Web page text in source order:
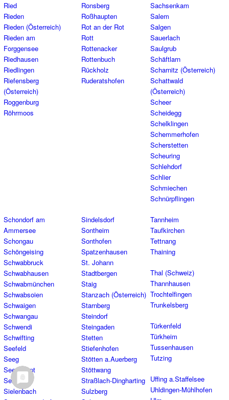
Ried
Rieden
Rieden (Österreich)
Rieden am
Forggensee
Riedhausen
Riedlingen
Riefensberg
(Österreich)
Roggenburg
Röhrmoos
Ronsberg
Roßhaupten
Rot an der Rot
Rott
Rottenacker
Rottenbuch
Rückholz
Ruderatshofen
Sachsenkam
Salem
Salgen
Sauerlach
Saulgrub
Schäftlarn
Scharnitz (Österreich)
Schattwald
(Österreich)
Scheer
Scheidegg
Schelklingen
Schemmerhofen
Scherstetten
Scheuring
Schlehdorf
Schlier
Schmiechen
Schnürpflingen
Schondorf am
Ammersee
Schongau
Schöngeising
Schwabbruck
Schwabhausen
Schwabmünchen
Schwabsoien
Schwaigen
Schwangau
Schwendi
Schwifting
Seefeld
Seeg
Seeshaupt
Senden
Sielenbach
Sindelsdorf
Sontheim
Sonthofen
Spatzenhausen
St. Johann
Stadtbergen
Staig
Stanzach (Österreich)
Starnberg
Steindorf
Steingaden
Stetten
Stiefenhofen
Stötten a.Auerberg
Stöttwang
Straßlach-Dingharting
Sulzberg
Tannheim
Taufkirchen
Tettnang
Thaining
Thal (Schweiz)
Thannhausen
Trochtelfingen
Trunkelsberg
Türkenfeld
Türkheim
Tussenhausen
Tutzing
Uffing a.Staffelsee
Uhldingen-Mühlhofen